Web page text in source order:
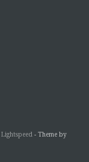
Lightspeed- Theme by